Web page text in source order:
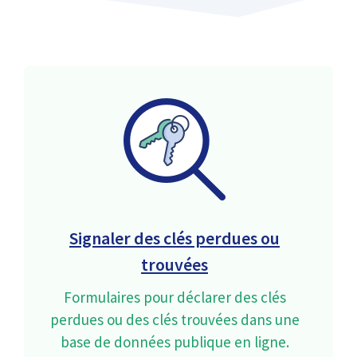
Signaler des clés perdues ou
trouvées
Formulaires pour déclarer des clés
perdues ou des clés trouvées dans une
base de données publique en ligne.